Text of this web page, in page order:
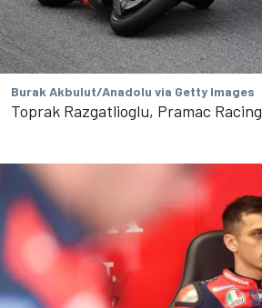
Burak Akbulut/Anadolu via Getty Images
Toprak Razgatlioglu, Pramac Racing